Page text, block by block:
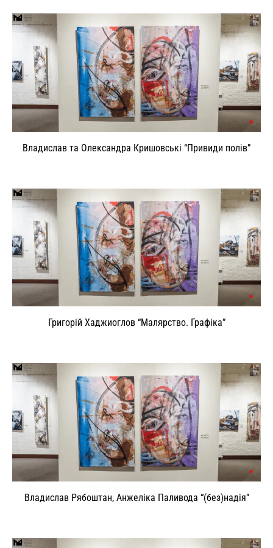
Владислав та Олександра Кришовські “Привиди полів”
Григорій Хаджиоглов “Малярство. Графіка”
Владислав Рябоштан, Анжеліка Паливода “(без)надія”